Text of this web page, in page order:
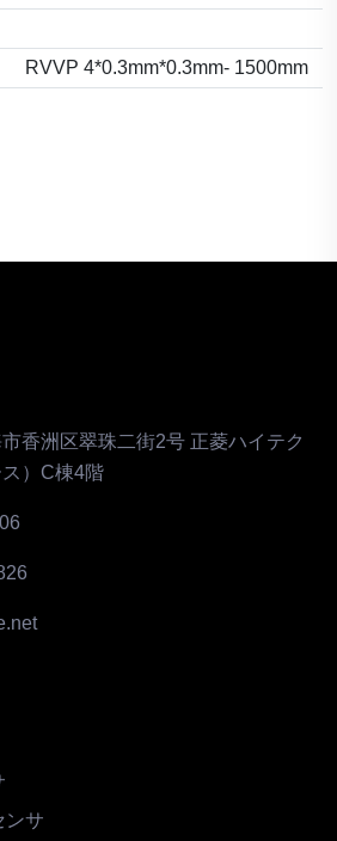
RVVP 4*0.3mm*0.3mm- 1500mm
香洲区翠珠二街2号 正菱ハイテク
）C棟4階
ンサ